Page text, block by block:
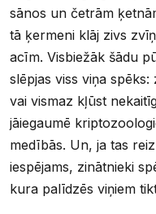
sānos un četrām
tā ķermeni klāj zivs
acīm. Visbiežāk šādu
slēpjas viss viņa
vai vismaz kļūst
jāiegaumē
medībās. Un, ja tas
iespējams, zinātnieki
kura palīdzēs viņiem